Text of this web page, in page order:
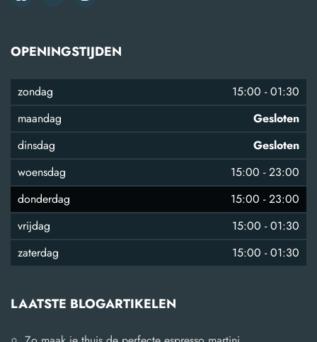
OPENINGSTIJDEN
zondag 15:00 -01:30
maandag
Gesloten
dinsdag
Gesloten
woensdag
15:00 -23:00
donderdag
15:00 -23:00
vrijdag
15:00 -01:30
zaterdag
15:00 -01:30
LAATSTE BLOGARTIKELEN